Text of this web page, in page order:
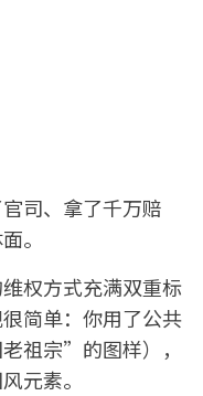
司、拿了千万赔
。
权方式充满双重标
简单：你用了公共
祖宗”的图样），
元素。